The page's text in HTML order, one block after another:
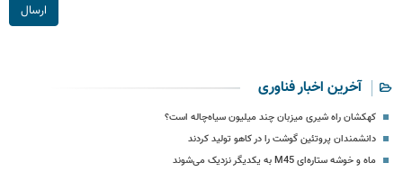
ارسال
آخرین اخبار فناوری
کهکشان راه شیری میزبان چند میلیون سیاه‌چاله است؟
دانشمندان پروتئین گوشت را در کاهو تولید کردند
ماه و خوشه ستاره‌ای M45 به یکدیگر نزدیک می‏‌شوند